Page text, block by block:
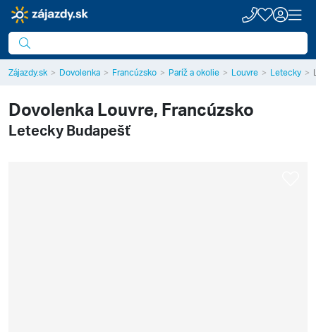
Zájazdy.sk Dovolenka Francúzsko Paríž a okolie Louvre Letecky
Dovolenka Louvre, Francúzsko
Letecky Budapešť